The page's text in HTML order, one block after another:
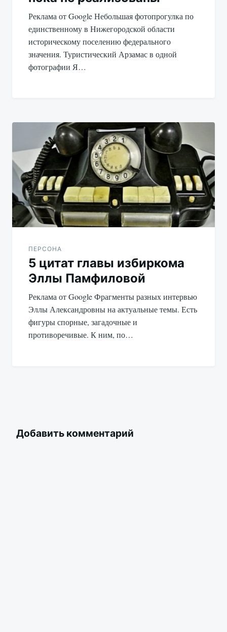
Реклама от Google Небольшая фотопрогулка по
единственному в Нижегородской области
историческому поселению федерального
значения. Туристический Арзамас в одной
фотографии Я…
ПЕРСОНА
5 цитат главы избиркома
Эллы Памфиловой
Реклама от Google Фрагменты разных интервью
Эллы Александровны на актуальные темы. Есть
фигуры спорные, загадочные и
противоречивые. К ним, по…
Добавить комментарий